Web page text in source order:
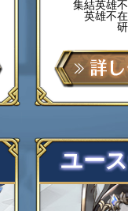
集結英雄
英雄不
ユー